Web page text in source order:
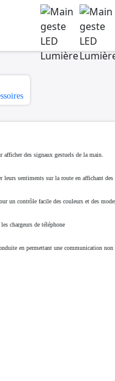
afficher des signaux gestuels de la main.
leurs sentiments sur la route en affichant
un contrôle facile des couleurs et des
chargeurs de téléphone
en permettant une communication non